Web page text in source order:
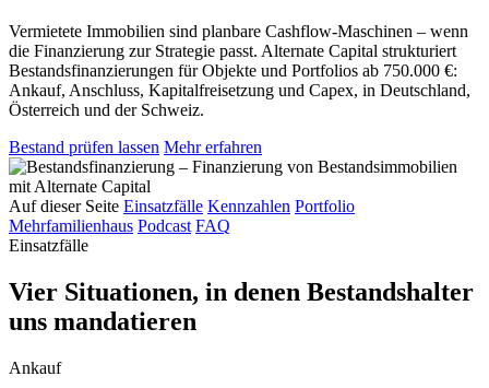
Vermietete Immobilien sind planbare Cashflow-Maschinen – wenn
die Finanzierung zur Strategie passt. Alternate Capital strukturiert
Bestandsfinanzierungen für Objekte und Portfolios ab 750.000 €:
Ankauf, Anschluss, Kapitalfreisetzung und Capex, in Deutschland,
Österreich und der Schweiz.
Bestand prüfen lassen Mehr erfahren
Auf dieser Seite Einsatzfälle Kennzahlen Portfolio
Mehrfamilienhaus Podcast FAQ
Einsatzfälle
Vier Situationen, in denen Bestandshalter
uns mandatieren
Ankauf